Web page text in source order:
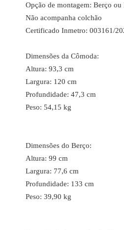
Opção de montagem: Berço ou
Não acompanha colchão
Certificado Inmetro: 003161/
Dimensões da Cômoda:
Altura: 93,3 cm
Largura: 120 cm
Profundidade: 47,3 cm
Peso: 54,15 kg
Dimensões do Berço:
Altura: 99 cm
Largura: 77,6 cm
Profundidade: 133 cm
Peso: 39,90 kg